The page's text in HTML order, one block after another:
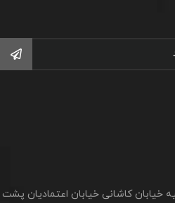
کاشانی خیابان اعتمادیان پشت